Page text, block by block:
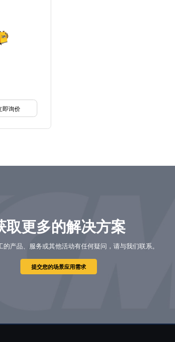
即询价
取更多的解决方案
的产品、服务或其他活动有任何疑问，请与我们联系。
提交您的场景应用需求